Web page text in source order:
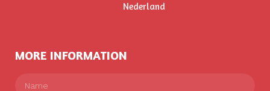
Nederland
MORE INFORMATION